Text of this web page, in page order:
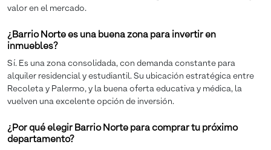
valor en el mercado.
¿Barrio Norte es una buena zona para invertir en
inmuebles?
Sí. Es una zona consolidada, con demanda constante para
alquiler residencial y estudiantil. Su ubicación estratégica entre
Recoleta y Palermo, y la buena oferta educativa y médica, la
vuelven una excelente opción de inversión.
¿Por qué elegir Barrio Norte para comprar tu próximo
departamento?